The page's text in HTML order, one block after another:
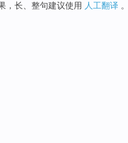
，长、整句建议使用 人工翻译